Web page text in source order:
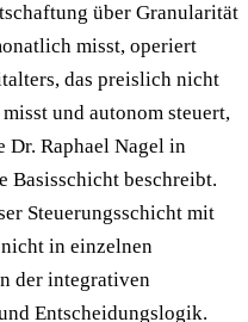
über Granularität
misst, operiert
das preislich nicht
und autonom steuert,
Dr. Raphael Nagel in
Basisschicht beschreibt.
Steuerungsschicht mit
nicht in einzelnen
der integrativen
Entscheidungslogik.